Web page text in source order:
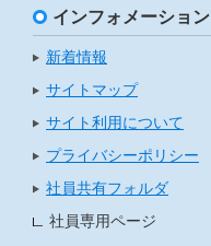
インフォメーション
新着情報
サイトマップ
サイト利用について
プライバシーポリシー
社員共有フォルダ
社員専用ページ